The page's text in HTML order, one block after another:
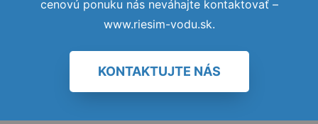
cenovú ponuku nás neváhajte kontaktovať –
www.riesim-vodu.sk.
KONTAKTUJTE NÁS